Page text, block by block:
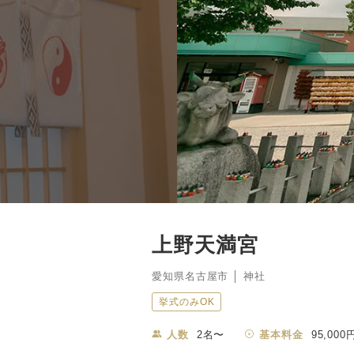
上野天満宮
愛知県名古屋市 │ 神社
挙式のみOK
人数 2名〜 基本料金 95,000